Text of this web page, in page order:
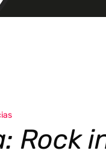
Rock